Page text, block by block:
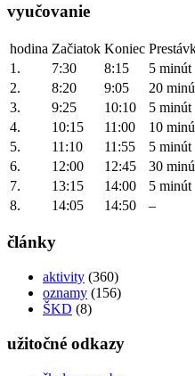
vyučovanie
hodina Začiatok Koniec
1.
7:30 8:15
5 minút
2.
8:20 9:05
20
3.
9:25 10:10
5 minút
4.
10:15 11:00
10
5.
11:10 11:55
5 minút
6.
12:00 12:45
30
7.
13:15 14:00
5 minút
8.
14:05 14:50 –
články
aktivity (360)
oznamy (156)
ŠKD (8)
užitočné odkazy